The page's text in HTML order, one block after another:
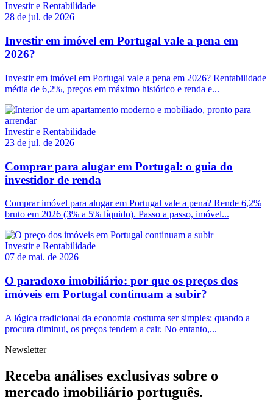
Investir e Rentabilidade
28 de jul. de 2026
Investir em imóvel em Portugal vale a pena em
2026?
Investir em imóvel em Portugal vale a pena em 2026? Rentabilidade
média de 6,2%, preços em máximo histórico e renda e...
Investir e Rentabilidade
23 de jul. de 2026
Comprar para alugar em Portugal: o guia do
investidor de renda
Comprar imóvel para alugar em Portugal vale a pena? Rende 6,2%
bruto em 2026 (3% a 5% líquido). Passo a passo, imóvel...
Investir e Rentabilidade
07 de mai. de 2026
O paradoxo imobiliário: por que os preços dos
imóveis em Portugal continuam a subir?
A lógica tradicional da economia costuma ser simples: quando a
procura diminui, os preços tendem a cair. No entanto,...
Newsletter
Receba análises exclusivas sobre o
mercado imobiliário português.